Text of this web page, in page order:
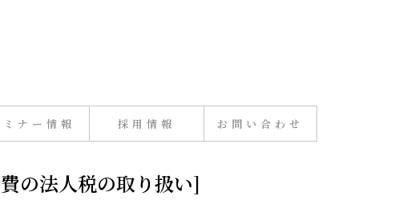
ミナー情報 採用情報 お問い合わせ
の法人税の取り扱い]